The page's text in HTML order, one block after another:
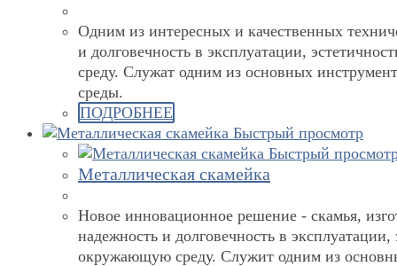
Одним из интересных и качественных
и долговечность в эксплуатации,
среду. Служат одним из основных
среды.
ПОДРОБНЕЕ
Быстрый просмотр
Быстрый
Металлическая скамейка
Новое инновационное решение - скамья,
надежность и долговечность в
окружающую среду. Служит одним из